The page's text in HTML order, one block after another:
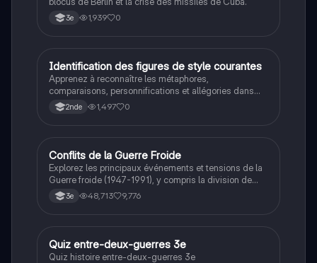
3e 1,939 0
IFrançais
Identification des figures de style courantes
Apprenez à reconnaître les métaphores,
comparaisons, personnifications et allégories dans
des phrases simples.
2nde 1,497 0
Histoire
Conflits de la Guerre Froide
Explorez les principaux événements et tensions de la
Guerre froide (1947-1991), y compris la division de
l'Allemagne, la crise de Cuba, la guerre du Vietnam, et
la course à l'espace. Cette fiche de révision couvre les
historique.
3e 48,713 9,776
QHistoire
Quiz entre-deux-guerres 3e
Quiz histoire entre-deux-guerres 3e